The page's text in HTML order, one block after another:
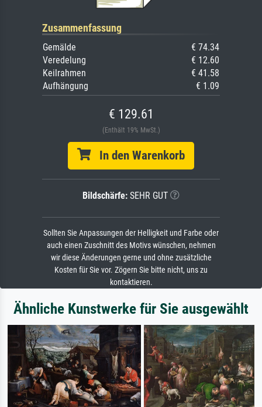
Zusammenfassung
Gemälde
€ 74.34
Veredelung
€ 12.60
Keilrahmen
€ 41.58
Aufhängung
€ 1.09
€ 129.61
(Enthält 19% MwSt.)
In den Warenkorb
Bildschärfe: SEHR GUT
Sollten Sie Anpassungen der Helligkeit und Farbe oder
auch einen Zuschnitt des Motivs wünschen, nehmen
wir diese Änderungen gerne und ohne zusätzliche
Kosten für Sie vor. Zögern Sie bitte nicht, uns zu
kontaktieren.
Ähnliche Kunstwerke für Sie ausgewählt